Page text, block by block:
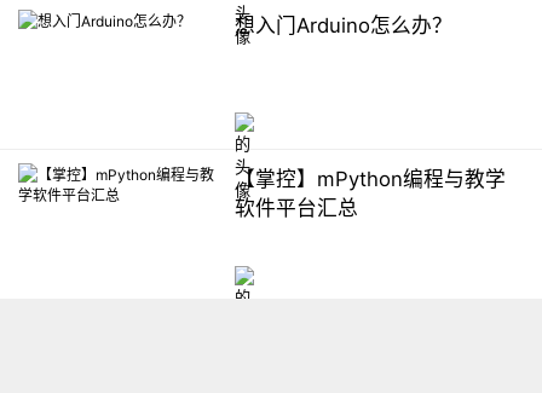
想入门Arduino怎么办？
【掌控】mPython编程与教学
软件平台汇总